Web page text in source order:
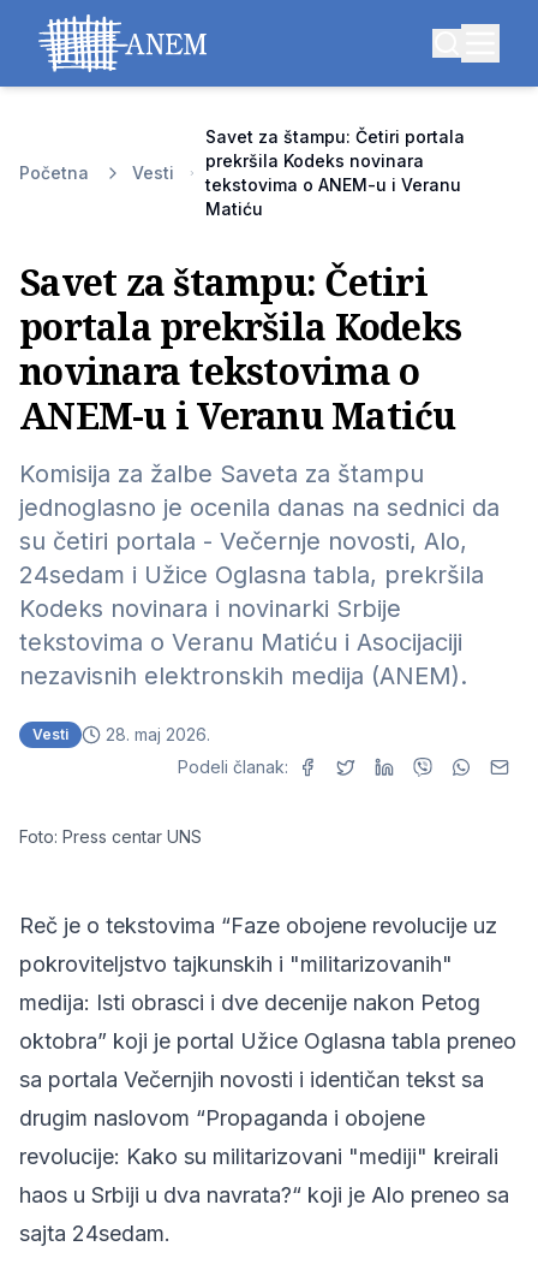
Početna Vesti
Savet za štampu: Četiri portala
prekršila Kodeks novinara
tekstovima o ANEM-u i Veranu
Matiću
Savet za štampu: Četiri
portala prekršila Kodeks
novinara tekstovima o
ANEM-u i Veranu Matiću
Komisija za žalbe Saveta za štampu
jednoglasno je ocenila danas na sednici da
su četiri portala - Večernje novosti, Alo,
24sedam i Užice Oglasna tabla, prekršila
Kodeks novinara i novinarki Srbije
tekstovima o Veranu Matiću i Asocijaciji
nezavisnih elektronskih medija (ANEM).
Vesti
28. maj 2026.
Podeli članak:
Foto: Press centar UNS
Reč je o tekstovima “Faze obojene revolucije uz
pokroviteljstvo tajkunskih i "militarizovanih"
medija: Isti obrasci i dve decenije nakon Petog
oktobra” koji je portal Užice Oglasna tabla preneo
sa portala Večernjih novosti i identičan tekst sa
drugim naslovom “Propaganda i obojene
revolucije: Kako su militarizovani "mediji" kreirali
haos u Srbiji u dva navrata?“ koji je Alo preneo sa
sajta 24sedam.